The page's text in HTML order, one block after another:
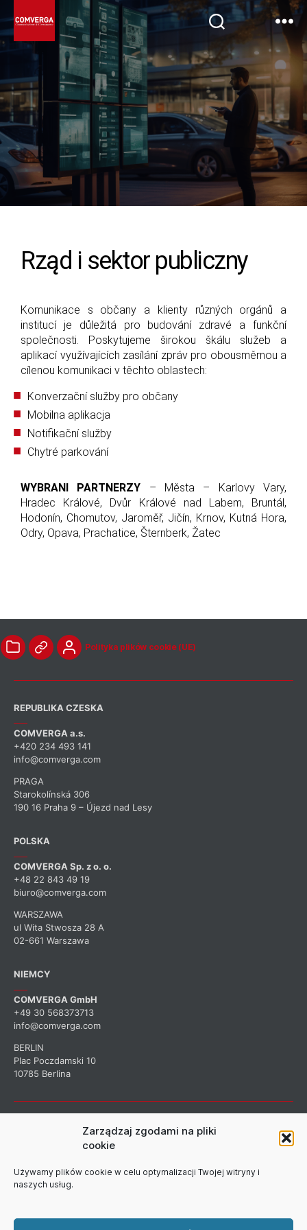
Zarządzaj zgodami na pliki
cookie
Używamy plików cookie w celu optymalizacji Twojej witryny i
naszych usług.
Rząd i sektor publiczny
Komunikace s občany a klienty různých orgánů a
institucí je důležitá pro budování zdravé a funkční
společnosti. Poskytujeme širokou škálu služeb a
aplikací využívajících zasílání zpráv pro obousměrnou a
cílenou komunikaci v těchto oblastech:
Konverzační služby pro občany
Mobilna aplikacja
Notifikační služby
Chytré parkování
WYBRANI PARTNERZY – Města – Karlovy Vary,
Hradec Králové, Dvůr Králové nad Labem, Bruntál,
Hodonín, Chomutov, Jaroměř, Jičín, Krnov, Kutná Hora,
Odry, Opava, Prachatice, Šternberk, Žatec
Polityka plików cookie (UE)
REPUBLIKA CZESKA
COMVERGA a.s.
+420 234 493 141
info@comverga.com
PRAGA
Starokolínská 306
190 16 Praha 9 – Újezd nad Lesy
POLSKA
COMVERGA Sp. z o. o.
+48 22 843 49 19
biuro@comverga.com
WARSZAWA
ul Wita Stwosza 28 A
02-661 Warszawa
NIEMCY
COMVERGA GmbH
+49 30 568373713
info@comverga.com
BERLIN
Plac Poczdamski 10
10785 Berlina
ZAPISZ SIĘ DO NASZEGO